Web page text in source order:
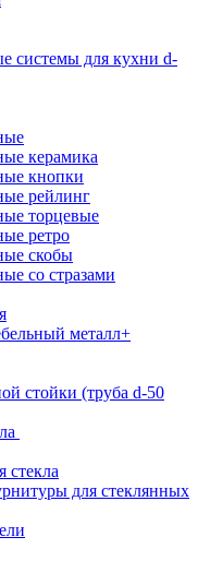
системы для кухни d-
керамика
кнопки
рейлинг
торцевые
ретро
скобы
со стразами
металл+
стойки (труба d-50
стекла
для стеклянных